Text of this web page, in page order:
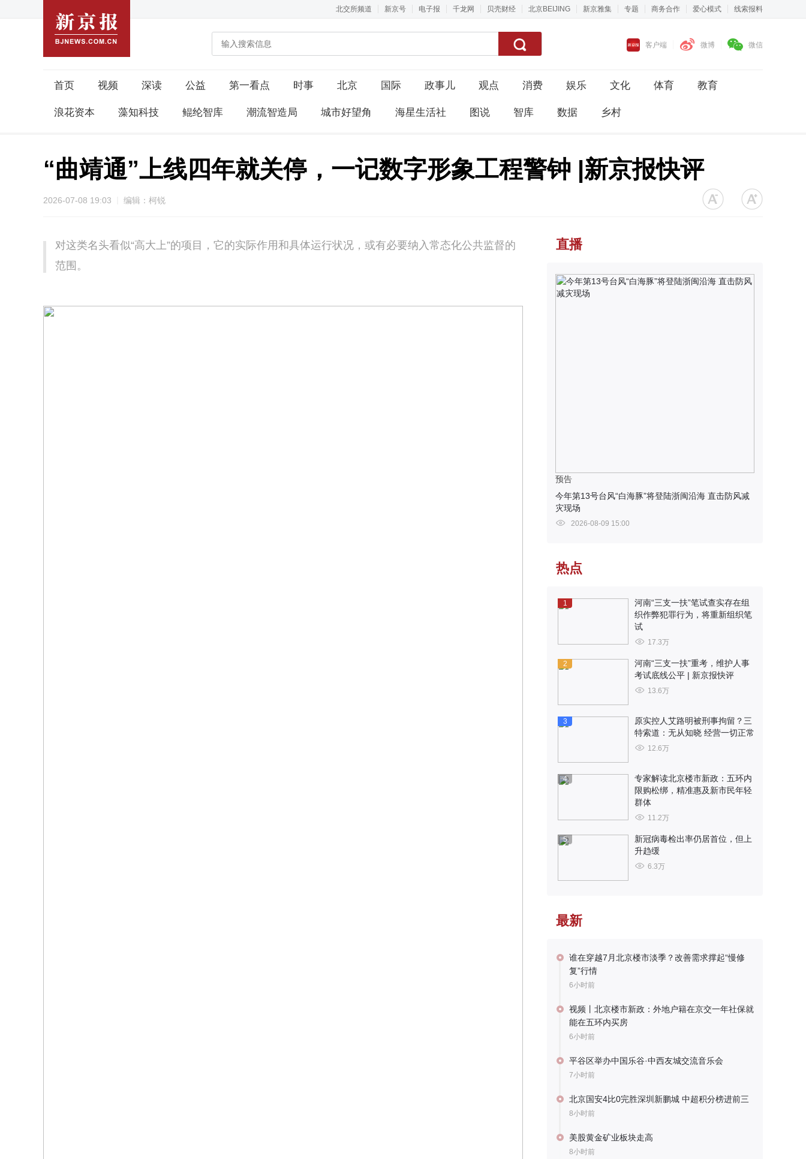
北交所频道 新京号 电子报 千龙网 贝壳财经 北京BEIJING 新京雅集 专题 商务合作 爱心模式 线索报料
客户端 微博 微信
首页 视频 深读 公益 第一看点 时事 北京 国际 政事儿 观点 消费 娱乐 文化 体育 教育
浪花资本 藻知科技 鲲纶智库 潮流智造局 城市好望角 海星生活社 图说 智库 数据 乡村
“曲靖通”上线四年就关停，一记数字形象工程警钟 |新京报快评
2026-07-08 19:03 编辑：柯锐
对这类名头看似“高大上”的项目，它的实际作用和具体运行状况，或有必要纳入常态化公共监督的
范围。
直播
预告
今年第13号台风“白海豚”将登陆浙闽沿海 直击防风减
灾现场
2026-08-09 15:00
热点
1
河南“三支一扶”笔试查实存在组
织作弊犯罪行为，将重新组织笔
试
17.3万
2
河南“三支一扶”重考，维护人事
考试底线公平 | 新京报快评
13.6万
3
原实控人艾路明被刑事拘留？三
特索道：无从知晓 经营一切正常
12.6万
4
专家解读北京楼市新政：五环内
限购松绑，精准惠及新市民年轻
群体
11.2万
5
新冠病毒检出率仍居首位，但上
升趋缓
6.3万
最新
谁在穿越7月北京楼市淡季？改善需求撑起“慢修
复”行情
6小时前
视频丨北京楼市新政：外地户籍在京交一年社保就
能在五环内买房
6小时前
平谷区举办中国乐谷·中西友城交流音乐会
7小时前
北京国安4比0完胜深圳新鹏城 中超积分榜进前三
8小时前
美股黄金矿业板块走高
8小时前